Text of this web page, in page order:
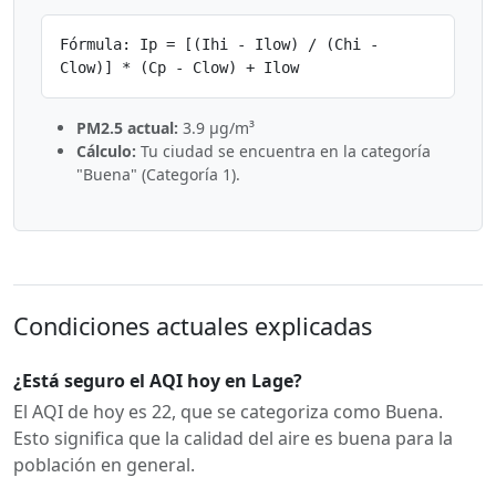
Fórmula: Ip = [(Ihi - Ilow) / (Chi -
Clow)] * (Cp - Clow) + Ilow
PM2.5 actual: 3.9 µg/m³
Cálculo: Tu ciudad se encuentra en la categoría
"Buena" (Categoría 1).
Condiciones actuales explicadas
¿Está seguro el AQI hoy en Lage?
El AQI de hoy es 22, que se categoriza como Buena.
Esto significa que la calidad del aire es buena para la
población en general.